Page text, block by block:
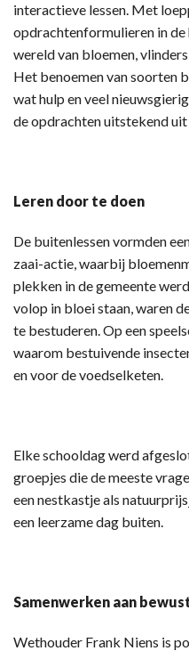
interactieve lessen. Met
opdrachtenformulieren in
wereld van bloemen,
Het benoemen van soorten
wat hulp en veel
de opdrachten uitstekend uit
Leren door te doen
De buitenlessen vormden
zaai-actie, waarbij
plekken in de gemeente
volop in bloei staan, waren
te bestuderen. Op een
waarom bestuivende
en voor de voedselketen.
Elke schooldag werd
groepjes die de meeste
een nestkastje als
een leerzame dag buiten.
Samenwerken aan
Wethouder Frank Niens is